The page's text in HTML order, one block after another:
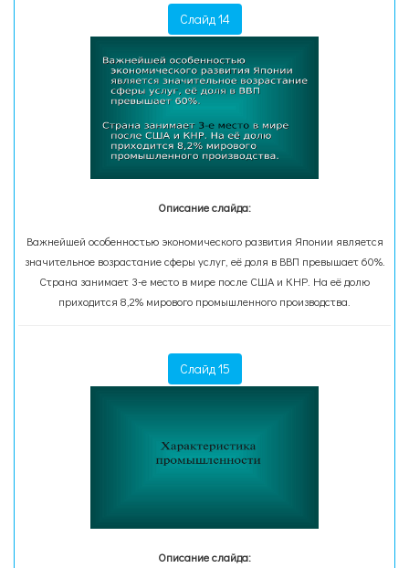
Слайд 14
Описание слайда:
Важнейшей особенностью экономического развития Японии является
значительное возрастание сферы услуг, её доля в ВВП превышает 60%.
Страна занимает 3-е место в мире после США и КНР. На её долю
приходится 8,2% мирового промышленного производства.
Слайд 15
Описание слайда: